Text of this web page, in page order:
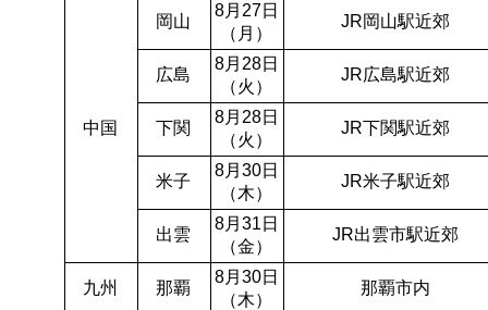
中国
岡山
8月27日
（月）
JR岡山駅近郊
広島
8月28日
（火）
JR広島駅近郊
下関
8月28日
（火）
JR下関駅近郊
米子
8月30日
（木）
JR米子駅近郊
出雲
8月31日
（金）
JR出雲市駅近郊
九州 那覇
8月30日
（木）
那覇市内